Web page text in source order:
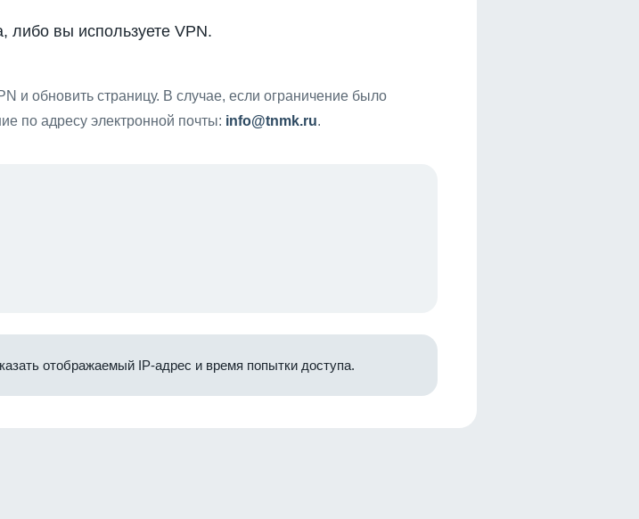
либо вы используете VPN.
и обновить страницу. В случае, если ограничение было
по адресу электронной почты: info@tnmk.ru.
отображаемый IP-адрес и время попытки доступа.